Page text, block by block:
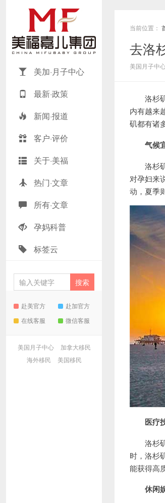
美加·月子中心
最新·政策
新闻·报道
客户·评价
关于·美福
热门·文章
所有·文章
孕妈科普
标签云
赴美官方
赴加官方
在线客服
微信客服
美国月子中心
加拿大移民
海外移民
美国移民
当前位置：
去洛
美国月子中
洛杉矶
内有越来
矶都有诸
气候
洛杉矶
对孕妇来
动，夏季
医疗
洛杉矶
时，洛杉
能获得高
休闲